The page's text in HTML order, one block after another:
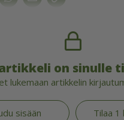
on sinulle
lukemaan artikkelin
sisään Tilaa 1